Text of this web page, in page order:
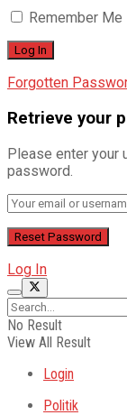
Remember Me
Forgotten
Retrieve your
Please enter your
password.
Log In
No Result
View All Result
Login
Politik